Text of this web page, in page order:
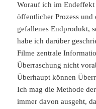
Worauf ich im
öffentlicher Prozess
gefallenes Endprodukt,
habe ich darüber
Filme zentrale
Überraschung nicht
Überhaupt können
Ich mag die Methode
immer davon ausgeht,